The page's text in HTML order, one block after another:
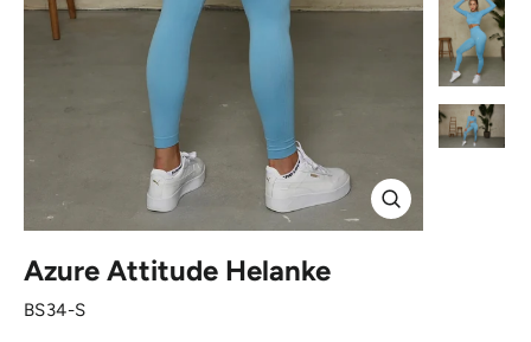
Zatvori
Azure Attitude Helanke
BS34-S